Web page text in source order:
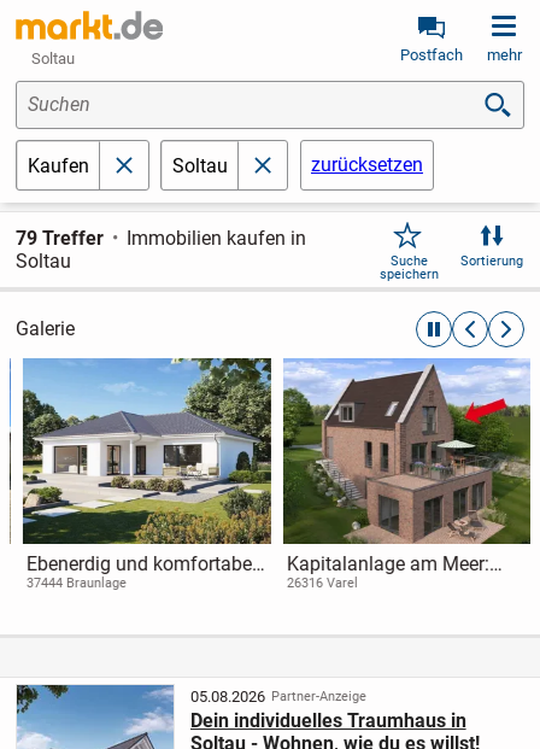
Soltau Postfach mehr
Suchen
Kaufen schließen
Soltau schließenzurücksetzen
79 Treffer
Immobilien kaufen in
Soltau
Suche
speichern
Sortierung
Galerie automatische
Ebenerdig und komfortabel -
Ihr neuer Bungalow
37444 Braunlage
Kapitalanlage am Meer:
Neubau-Ferienwohnung im
45 WE1
26316 Varel
05.08.2026 Partner-Anzeige
Dein individuelles Traumhaus in
Soltau - Wohnen, wie du es willst!